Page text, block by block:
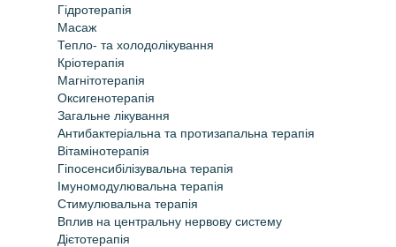
Гідротерапія
Масаж
Тепло- та холодолікування
Кріотерапія
Магнітотерапія
Оксигенотерапія
Загальне лiкування
Антибактерiальна та протизапальна терапiя
Вiтамiнотерапiя
Гiпосенсибiлiзувальна терапiя
Iмуномодулювальна терапiя
Стимулювальна терапiя
Вплив на центральну нервову систему
Дiєтотерапiя